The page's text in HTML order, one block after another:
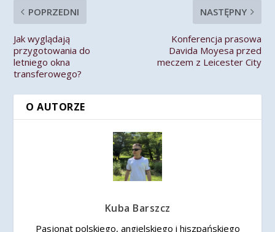
POPRZEDNI
Jak wyglądają
przygotowania do
letniego okna
transferowego?
NASTĘPNY
Konferencja prasowa
Davida Moyesa przed
meczem z Leicester City
O AUTORZE
Kuba Barszcz
Pasjonat polskiego, angielskiego i hiszpańskiego